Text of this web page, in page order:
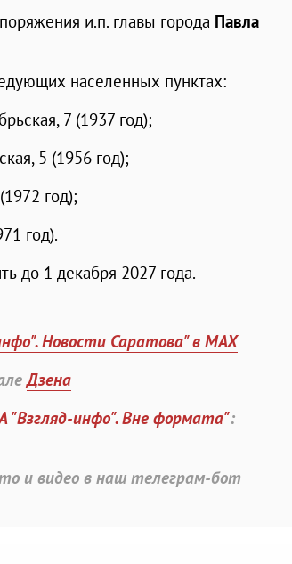
и.п. главы города Павла
населенных пунктах:
7 (1937 год);
5 (1956 год);
год);
год).
до 1 декабря 2027 года.
Новости Саратова" в MAX
Дзена
"Взгляд-инфо". Вне формата":
и видео в наш телеграм-бот